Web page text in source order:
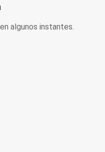
algunos instantes.